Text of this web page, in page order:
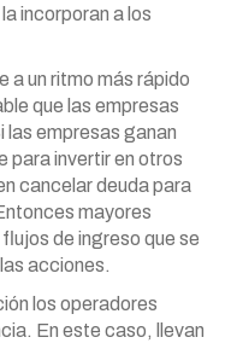
incorporan a los
a un ritmo más rápido
que las empresas
empresas ganan
para invertir en otros
cancelar deuda para
mayores
de ingreso que se
acciones.
los operadores
En este caso, llevan